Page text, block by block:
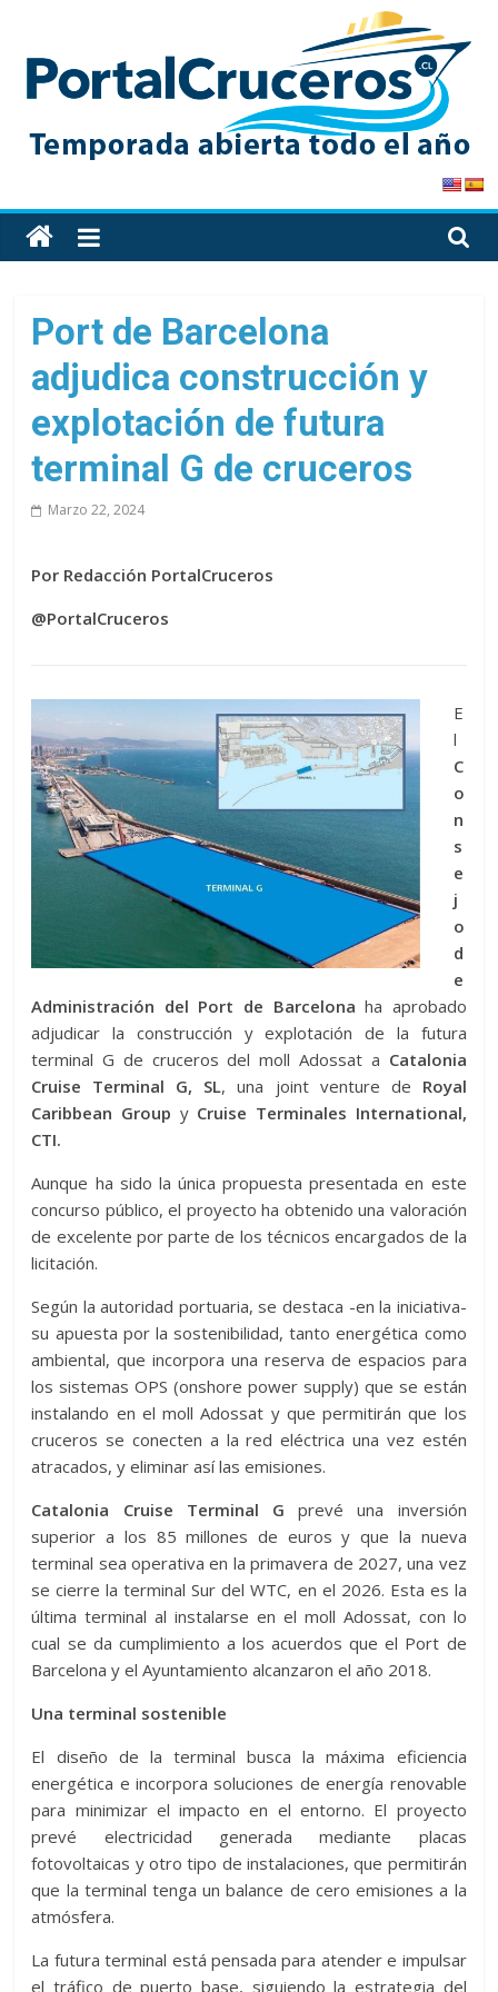
content
PortalCruceros
Toda
la
de
cruceros
en
un
solo
sitio
Port de Barcelona
adjudica construcción y
explotación de futura
terminal G de cruceros
Marzo 22, 2024
Por Redacción PortalCruceros
@PortalCruceros
E
l
C
o
n
s
e
j
o
d
e
Administración del Port de Barcelona ha aprobado
adjudicar la construcción y explotación de la futura
terminal G de cruceros del moll Adossat a Catalonia
Cruise Terminal G, SL, una joint venture de Royal
Caribbean Group yCruise Terminales International,
CTI.
Aunque ha sido la única propuesta presentada en este
concurso público, el proyecto ha obtenido una valoración
de excelente por parte de los técnicos encargados de la
licitación.
Según la autoridad portuaria, se destaca -en la iniciativa-
su apuesta por la sostenibilidad, tanto energética como
ambiental, que incorpora una reserva de espacios para
los sistemas OPS (onshore power supply) que se están
instalando en el moll Adossat y que permitirán que los
cruceros se conecten a la red eléctrica una vez estén
atracados, y eliminar así las emisiones.
Catalonia Cruise Terminal G prevé una inversión
superior a los 85 millones de euros y que la nueva
terminal sea operativa en la primavera de 2027, una vez
se cierre la terminal Sur del WTC, en el 2026. Esta es la
última terminal al instalarse en el moll Adossat, con lo
cual se da cumplimiento a los acuerdos que el Port de
Barcelona y el Ayuntamiento alcanzaron el año 2018.
Una terminal sostenible
El diseño de la terminal busca la máxima eficiencia
energética e incorpora soluciones de energía renovable
para minimizar el impacto en el entorno. El proyecto
prevé electricidad generada mediante placas
fotovoltaicas y otro tipo de instalaciones, que permitirán
que la terminal tenga un balance de cero emisiones a la
atmósfera.
La futura terminal está pensada para atender e impulsar
el tráfico de puerto base, siguiendo la estrategia del